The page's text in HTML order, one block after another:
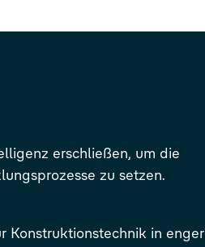
erschließen, um die
zu setzen.
Konstruktionstechnik in enger